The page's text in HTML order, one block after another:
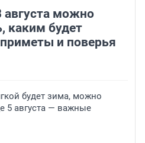
августа можно
каким будет
и поверья
будет зима, можно
5 августа — важные